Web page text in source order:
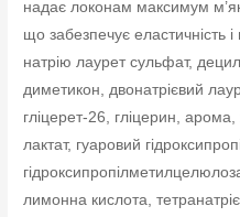
надає локонам максимум
що забезпечує еластичність
натрію лаурет сульфат,
диметикон, двонатрієвий
гліцерет-26, гліцерин,
лактат, гуаровий
лимонна кислота,